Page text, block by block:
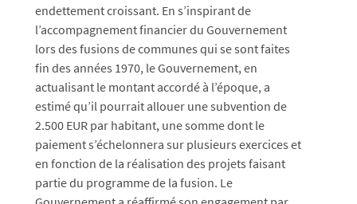
endettement croissant. En s’inspirant de
l’accompagnement financier du Gouvernement
lors des fusions de communes qui se sont faites
fin des années 1970, le Gouvernement, en
actualisant le montant accordé à l’époque, a
estimé qu’il pourrait allouer une subvention de
2.500 EUR par habitant, une somme dont le
paiement s’échelonnera sur plusieurs exercices et
en fonction de la réalisation des projets faisant
partie du programme de la fusion. Le